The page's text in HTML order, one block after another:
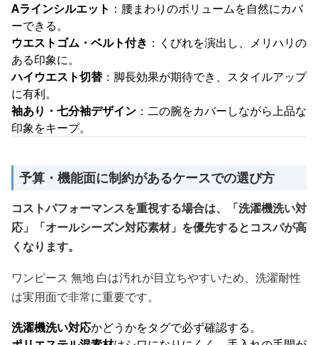
Aラインシルエット ：腰まわりのボリュームを自然にカバ
ーできる。
ウエストゴム・ベルト付き ：くびれを演出し、メリハリの
ある印象に。
ハイウエスト切替 ：脚長効果が期待でき、スタイルアップ
に有利。
袖あり・七分袖デザイン ：二の腕をカバーしながら上品な
印象をキープ。
予算・機能面に制約があるケースでの選び方
コストパフォーマンスを重視する場合は、「洗濯機洗い対
応」「オールシーズン対応素材」を優先するとコスパが高
くなります。
ワンピース 無地 白は汚れが目立ちやすいため、洗濯耐性
は実用面で非常に重要です。
洗濯機洗い対応かどうかをタグで必ず確認する。